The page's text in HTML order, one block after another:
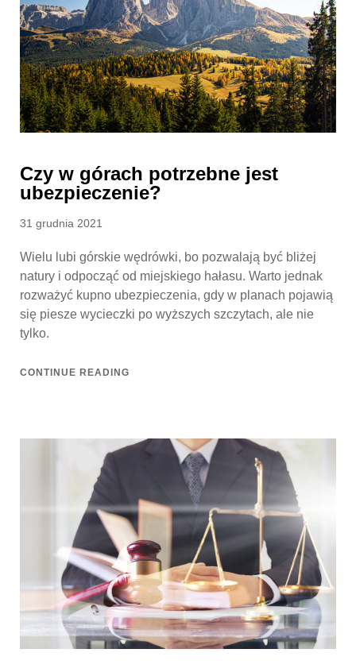
Czy w górach potrzebne jest
ubezpieczenie?
Posted
31 grudnia 2021
Wielu lubi górskie wędrówki, bo pozwalają być bliżej
natury i odpocząć od miejskiego hałasu. Warto jednak
rozważyć kupno ubezpieczenia, gdy w planach pojawią
się piesze wycieczki po wyższych szczytach, ale nie
tylko.
CONTINUE READING